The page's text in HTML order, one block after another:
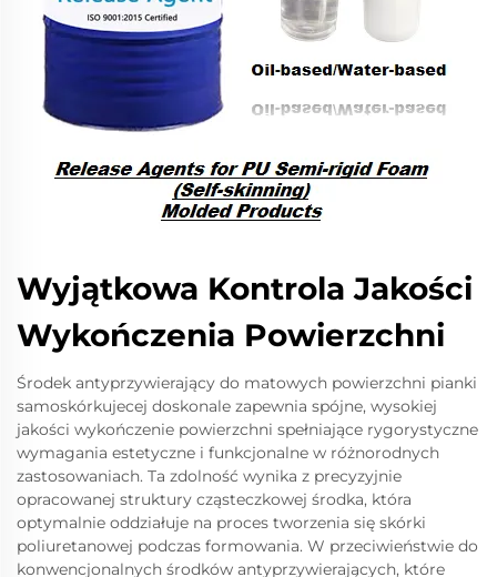
Wyjątkowa Kontrola Jakości
Wykończenia Powierzchni
Środek antyprzywierający do matowych powierzchni pianki
samoskórkujecej doskonale zapewnia spójne, wysokiej
jakości wykończenie powierzchni spełniające rygorystyczne
wymagania estetyczne i funkcjonalne w różnorodnych
zastosowaniach. Ta zdolność wynika z precyzyjnie
opracowanej struktury cząsteczkowej środka, która
optymalnie oddziałuje na proces tworzenia się skórki
poliuretanowej podczas formowania. W przeciwieństwie do
konwencjonalnych środków antyprzywierających, które